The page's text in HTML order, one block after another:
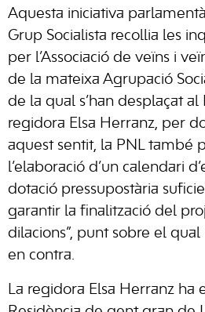
Aquesta iniciativa
Grup Socialista recollia les
per l’Associació de veïns i
de la mateixa Agrupació
de la qual s’han desplaçat al
regidora Elsa Herranz, per
aquest sentit, la PNL també
l’elaboració d’un calendari
dotació pressupostària
garantir la finalització del
dilacions”, punt sobre el
en contra.
La regidora Elsa Herranz ha